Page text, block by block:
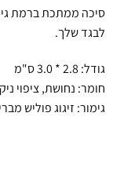
סיכה ממתכת ברמת
לבגד שלך.
גודל: 2.8 * 3.0 ס"מ
חומר: נחושת, ציפוי
גימור: זיגוג פוליש